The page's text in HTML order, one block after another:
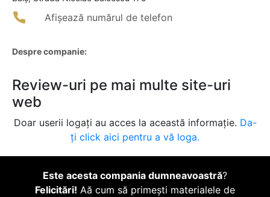
Afișează numărul de telefon
Despre companie:
Review-uri pe mai multe site-uri
web
Doar userii logați au acces la această informație. Da-
ți click aici pentru a vă loga.
Este acesta compania dumneavoastră?
Felicitări! Aă cum să primești materialele de